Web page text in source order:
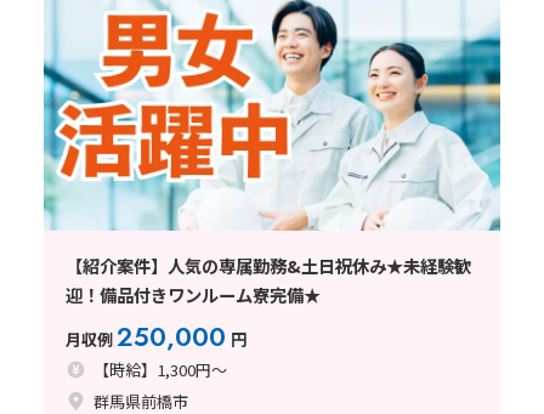
【紹介案件】人気の専属勤務&土日祝休み★未経験歓
迎！備品付きワンルーム寮完備★
月収例250,000 円
【時給】1,300円～
群馬県前橋市